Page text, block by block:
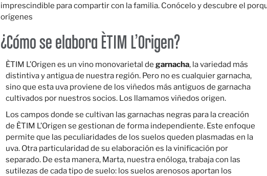
imprescindible para compartir con la familia. Conócelo y descubre el
orígenes
¿Cómo se elabora ÈTIM L’Origen?
ÈTIM L’Origen es un vino monovarietal de garnacha, la variedad más
distintiva y antigua de nuestra región. Pero no es cualquier garnacha,
sino que esta uva proviene de los viñedos más antiguos de garnacha
cultivados por nuestros socios. Los llamamos viñedos origen.
Los campos donde se cultivan las garnachas negras para la creación
de ÈTIM L’Origen se gestionan de forma independiente. Este enfoque
permite que las peculiaridades de los suelos queden plasmadas en la
uva. Otra particularidad de su elaboración es la vinificación por
separado. De esta manera, Marta, nuestra enóloga, trabaja con las
sutilezas de cada tipo de suelo: los suelos arenosos aportan los